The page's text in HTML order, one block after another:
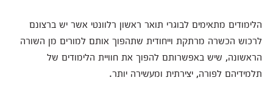
הלימודים מתאימים לבוגרי תואר ראשון רלוונטי אשר יש ברצונם
לרכוש הכשרה מרתקת וייחודית שתהפוך אותם למורים מן השורה
הראשונה, שיש באפשרותם להפוך את חוויית הלימודים של
תלמידיהם לפורה, יצירתית ומעשירה יותר.